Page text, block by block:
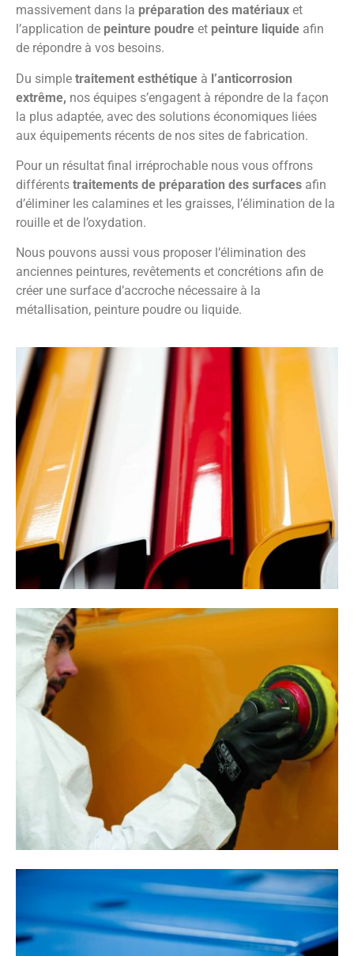
massivement dans la préparation des matériaux et
l’application de peinture poudre et peinture liquide afin
de répondre à vos besoins.
Du simple traitement esthétique à l’anticorrosion
extrême, nos équipes s’engagent à répondre de la façon
la plus adaptée, avec des solutions économiques liées
aux équipements récents de nos sites de fabrication.
Pour un résultat final irréprochable nous vous offrons
différents traitements de préparation des surfaces afin
d’éliminer les calamines et les graisses, l’élimination de la
rouille et de l’oxydation.
Nous pouvons aussi vous proposer l’élimination des
anciennes peintures, revêtements et concrétions afin de
créer une surface d’accroche nécessaire à la
métallisation, peinture poudre ou liquide.